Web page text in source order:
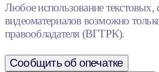
Любое использование текстовых,
видеоматериалов возможно
правообладателя (ВГТРК).
Сообщить об опечатке